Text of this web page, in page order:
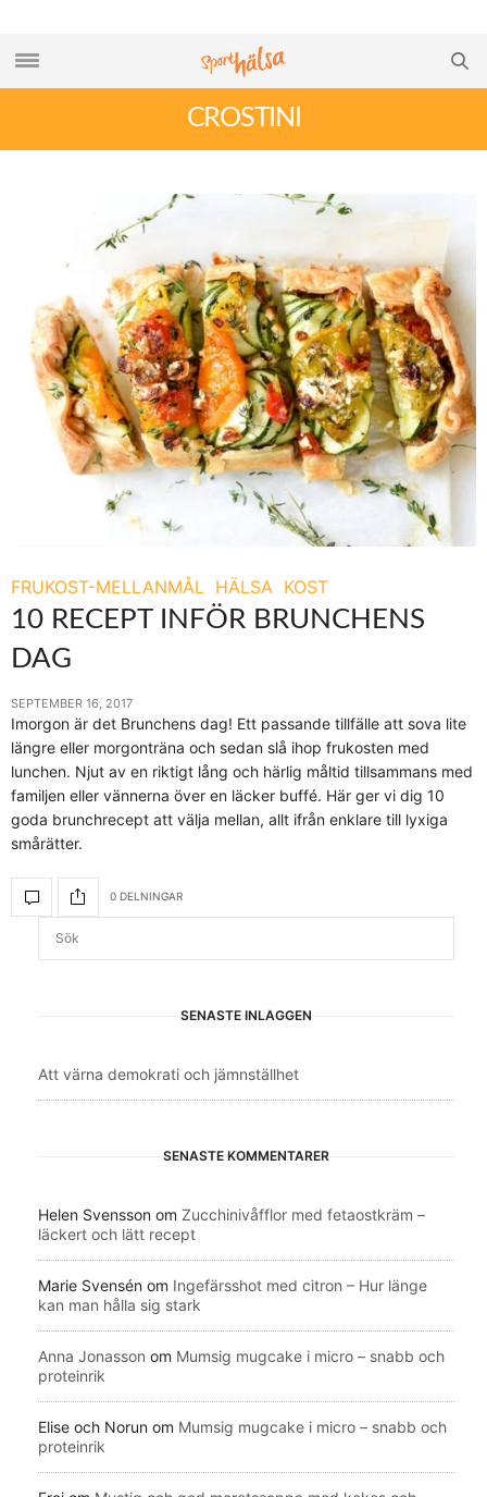
CROSTINI
FRUKOST-MELLANMÅL HÄLSA KOST
10 RECEPT INFÖR BRUNCHENS
DAG
SEPTEMBER 16, 2017
Imorgon är det Brunchens dag! Ett passande tillfälle att sova lite
längre eller morgonträna och sedan slå ihop frukosten med
lunchen. Njut av en riktigt lång och härlig måltid tillsammans med
familjen eller vännerna över en läcker buffé. Här ger vi dig 10
goda brunchrecept att välja mellan, allt ifrån enklare till lyxiga
smårätter.
0 DELNINGAR
SENASTE INLÄGGEN
Att värna demokrati och jämnställhet
SENASTE KOMMENTARER
Helen Svensson om Zucchinivåfflor med fetaostkräm –
läckert och lätt recept
Marie Svensén om Ingefärsshot med citron – Hur länge
kan man hålla sig stark
Anna Jonasson om Mumsig mugcake i micro – snabb och
proteinrik
Elise och Norun om Mumsig mugcake i micro – snabb och
proteinrik